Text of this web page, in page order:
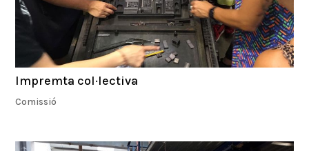
Impremta col·lectiva
Comissió